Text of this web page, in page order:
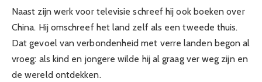
Naast zijn werk voor televisie schreef hij ook boeken over
China. Hij omschreef het land zelf als een tweede thuis.
Dat gevoel van verbondenheid met verre landen begon al
vroeg: als kind en jongere wilde hij al graag ver weg zijn en
de wereld ontdekken.